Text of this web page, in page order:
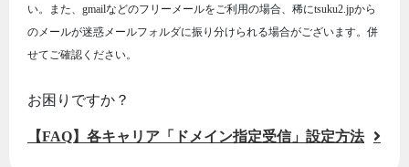
い。また、gmailなどのフリーメールをご利用の場合、稀にtsuku2.jpから
のメールが迷惑メールフォルダに振り分けられる場合がございます。併
せてご確認ください。
お困りですか？
【FAQ】各キャリア「ドメイン指定受信」設定方法